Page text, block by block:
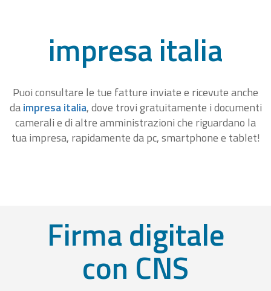
impresa italia
Puoi consultare le tue fatture inviate e ricevute anche
daimpresa italia, dove trovi gratuitamente i documenti
camerali e di altre amministrazioni che riguardano la
tua impresa, rapidamente da pc, smartphone e tablet!
Firma digitale
con CNS